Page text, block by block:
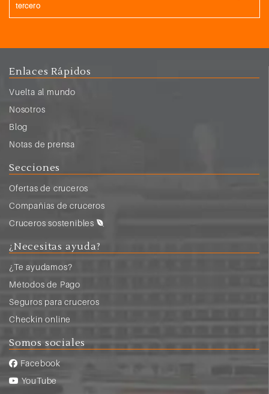
tercero
Enlaces Rápidos
Vuelta al mundo
Nosotros
Blog
Notas de prensa
Secciones
Ofertas de cruceros
Compañias de cruceros
Cruceros sostenibles
¿Necesitas ayuda?
¿Te ayudamos?
Métodos de Pago
Seguros para cruceros
Checkin online
Somos sociales
Facebook
YouTube